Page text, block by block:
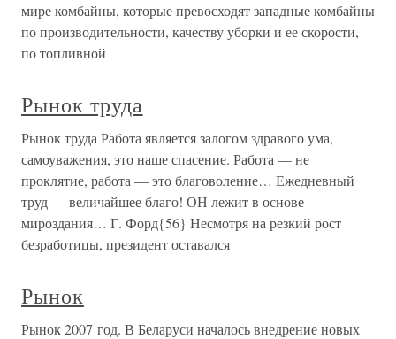
мире комбайны, которые превосходят западные комбайны
по производительности, качеству уборки и ее скорости,
по топливной
Рынок труда
Рынок труда Работа является залогом здравого ума,
самоуважения, это наше спасение. Работа — не
проклятие, работа — это благоволение… Ежедневный
труд — величайшее благо! ОН лежит в основе
мироздания… Г. Форд{56} Несмотря на резкий рост
безработицы, президент оставался
Рынок
Рынок 2007 год. В Беларуси началось внедрение новых